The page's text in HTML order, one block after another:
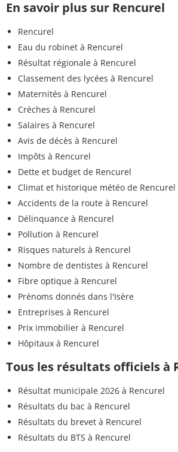
En savoir plus sur Rencurel
Rencurel
Eau du robinet à Rencurel
Résultat régionale à Rencurel
Classement des lycées à Rencurel
Maternités à Rencurel
Crèches à Rencurel
Salaires à Rencurel
Avis de décès à Rencurel
Impôts à Rencurel
Dette et budget de Rencurel
Climat et historique météo de Rencurel
Accidents de la route à Rencurel
Délinquance à Rencurel
Pollution à Rencurel
Risques naturels à Rencurel
Nombre de dentistes à Rencurel
Fibre optique à Rencurel
Prénoms donnés dans l'Isère
Entreprises à Rencurel
Prix immobilier à Rencurel
Hôpitaux à Rencurel
Tous les résultats officiels à
Résultat municipale 2026 à Rencurel
Résultats du bac à Rencurel
Résultats du brevet à Rencurel
Résultats du BTS à Rencurel